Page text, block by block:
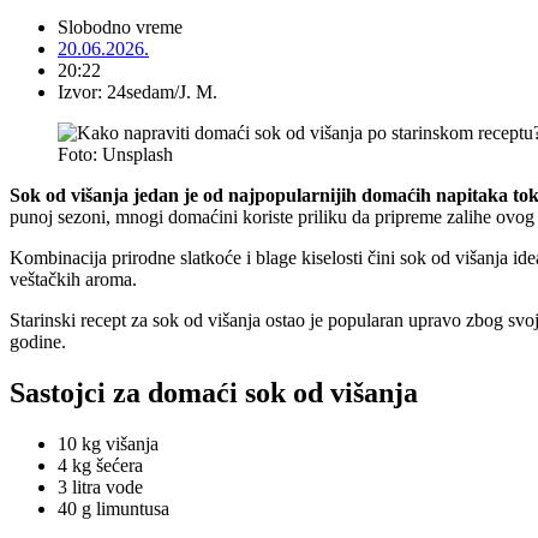
Slobodno vreme
20.06.2026.
20:22
Izvor: 24sedam/J. M.
Foto: Unsplash
Sok od višanja jedan je od najpopularnijih domaćih napitaka
punoj sezoni, mnogi domaćini koriste priliku da pripreme zalihe
Kombinacija prirodne slatkoće i blage kiselosti čini sok od višanja
veštačkih aroma.
Starinski recept za sok od višanja ostao je popularan upravo zbog
godine.
Sastojci za domaći sok od višanja
10 kg višanja
4 kg šećera
3 litra vode
40 g limuntusa